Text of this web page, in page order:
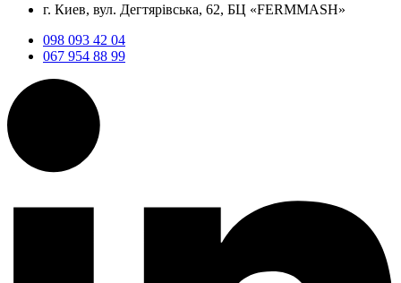
г. Киев, вул. Дегтярівська, 62, БЦ «FERMMASH»
098 093 42 04
067 954 88 99